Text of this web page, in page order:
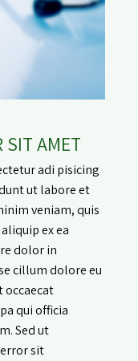
SIT AMET
adi pisicing
ut labore et
veniam, quis
ex ea
dolor in
cillum dolore eu
occaecat
qui officia
Sed ut
sit